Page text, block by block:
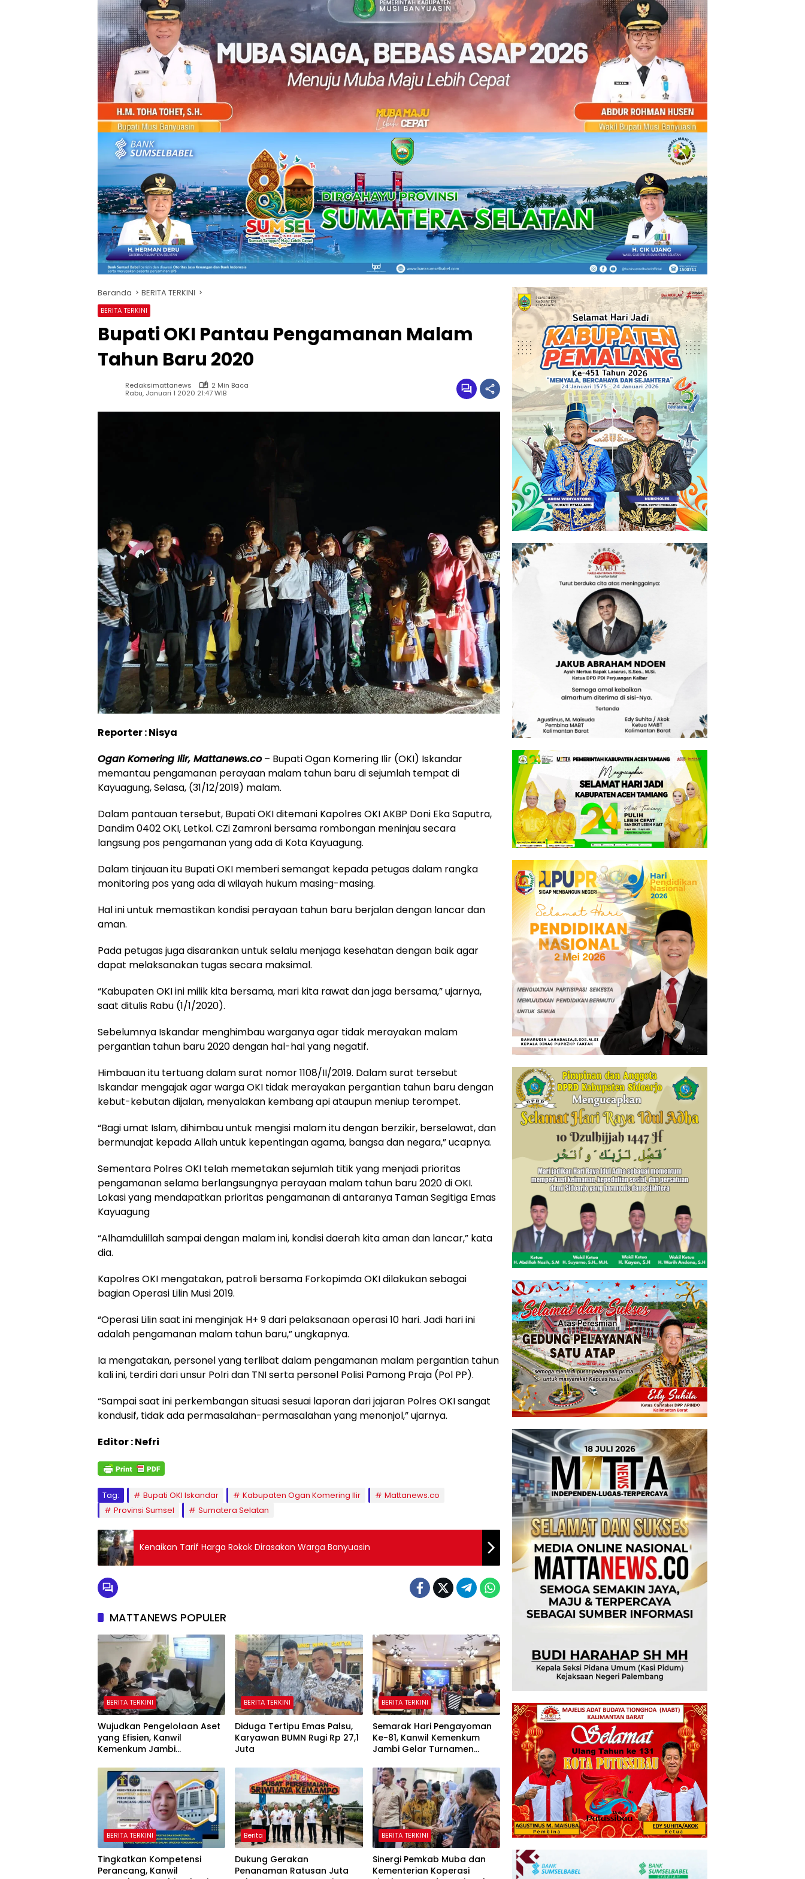
Beranda BERITA TERKINI
BERITA TERKINI
Bupati OKI Pantau Pengamanan Malam
Tahun Baru 2020
Redaksimattanews
2 Min Baca
Rabu, Januari 1 2020 21:47 WIB
Reporter : Nisya
Ogan Komering Ilir, Mattanews.co– Bupati Ogan Komering Ilir (OKI) Iskandar
memantau pengamanan perayaan malam tahun baru di sejumlah tempat di
Kayuagung, Selasa, (31/12/2019) malam.
Dalam pantauan tersebut, Bupati OKI ditemani Kapolres OKI AKBP Doni Eka Saputra,
Dandim 0402 OKI, Letkol. CZi Zamroni bersama rombongan meninjau secara
langsung pos pengamanan yang ada di Kota Kayuagung.
Dalam tinjauan itu Bupati OKI memberi semangat kepada petugas dalam rangka
monitoring pos yang ada di wilayah hukum masing-masing.
Hal ini untuk memastikan kondisi perayaan tahun baru berjalan dengan lancar dan
aman.
Pada petugas juga disarankan untuk selalu menjaga kesehatan dengan baik agar
dapat melaksanakan tugas secara maksimal.
“Kabupaten OKI ini milik kita bersama, mari kita rawat dan jaga bersama,” ujarnya,
saat ditulis Rabu (1/1/2020).
Sebelumnya Iskandar menghimbau warganya agar tidak merayakan malam
pergantian tahun baru 2020 dengan hal-hal yang negatif.
Himbauan itu tertuang dalam surat nomor 1108/II/2019. Dalam surat tersebut
Iskandar mengajak agar warga OKI tidak merayakan pergantian tahun baru dengan
kebut-kebutan dijalan, menyalakan kembang api ataupun meniup terompet.
“Bagi umat Islam, dihimbau untuk mengisi malam itu dengan berzikir, berselawat, dan
bermunajat kepada Allah untuk kepentingan agama, bangsa dan negara,” ucapnya.
Sementara Polres OKI telah memetakan sejumlah titik yang menjadi prioritas
pengamanan selama berlangsungnya perayaan malam tahun baru 2020 di OKI.
Lokasi yang mendapatkan prioritas pengamanan di antaranya Taman Segitiga Emas
Kayuagung
“Alhamdulillah sampai dengan malam ini, kondisi daerah kita aman dan lancar,” kata
dia.
Kapolres OKI mengatakan, patroli bersama Forkopimda OKI dilakukan sebagai
bagian Operasi Lilin Musi 2019.
“Operasi Lilin saat ini menginjak H+ 9 dari pelaksanaan operasi 10 hari. Jadi hari ini
adalah pengamanan malam tahun baru,” ungkapnya.
Ia mengatakan, personel yang terlibat dalam pengamanan malam pergantian tahun
kali ini, terdiri dari unsur Polri dan TNI serta personel Polisi Pamong Praja (Pol PP).
“Sampai saat ini perkembangan situasi sesuai laporan dari jajaran Polres OKI sangat
kondusif, tidak ada permasalahan-permasalahan yang menonjol,” ujarnya.
Editor : Nefri
Tag: Bupati OKI Iskandar Kabupaten Ogan Komering Ilir
Mattanews.co
Provinsi Sumsel
Sumatera Selatan
Kenaikan Tarif Harga Rokok Dirasakan Warga Banyuasin
MATTANEWS POPULER
BERITA TERKINI
Wujudkan Pengelolaan Aset
yang Efisien, Kanwil
Kemenkum Jambi
Secara Transparan
BERITA TERKINI
Diduga Tertipu Emas Palsu,
Karyawan BUMN Rugi Rp 27,1
Juta
BERITA TERKINI
Semarak Hari Pengayoman
Ke-81, Kanwil Kemenkum
Jambi Gelar Turnamen
BERITA TERKINI
Tingkatkan Kompetensi
Perancang, Kanwil
Berita
Dukung Gerakan
Penanaman Ratusan Juta
BERITA TERKINI
Sinergi Pemkab Muba dan
Kementerian Koperasi